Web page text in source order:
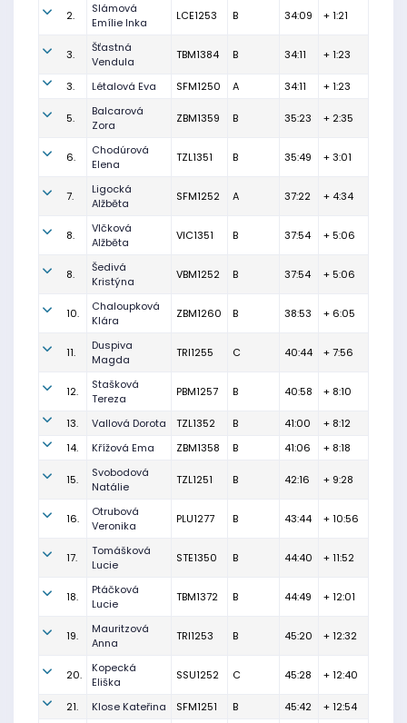
2.
Slámová
Emílie Inka
LCE1253 B 34:09 + 1:21
3.
Šťastná
Vendula
TBM1384 B 34:11 + 1:23
3. Létalová Eva SFM1250 A 34:11 + 1:23
5.
Balcarová
Zora
ZBM1359 B 35:23 + 2:35
6.
Chodúrová
Elena
TZL1351 B 35:49 + 3:01
7.
Ligocká
Alžběta
SFM1252 A 37:22 + 4:34
8.
Vlčková
Alžběta
VIC1351 B 37:54 + 5:06
8.
Šedivá
Kristýna
VBM1252 B 37:54 + 5:06
10.
Chaloupková
Klára
ZBM1260 B 38:53 + 6:05
11.
Duspiva
Magda
TRI1255 C 40:44 + 7:56
12.
Stašková
Tereza
PBM1257 B 40:58 + 8:10
13. Vallová Dorota TZL1352 B 41:00
+ 8:12
14.
Křížová Ema ZBM1358 B 41:06 + 8:18
15.
Svobodová
Natálie
TZL1251 B 42:16 + 9:28
16.
Otrubová
Veronika
PLU1277 B 43:44 + 10:56
17.
Tomášková
Lucie
STE1350 B 44:40 + 11:52
18.
Ptáčková
Lucie
TBM1372 B 44:49 + 12:01
19.
Mauritzová
Anna
TRI1253 B 45:20 + 12:32
20.
Kopecká
Eliška
SSU1252 C 45:28 + 12:40
21. Klose Kateřina SFM1251 B 45:42
+ 12:54